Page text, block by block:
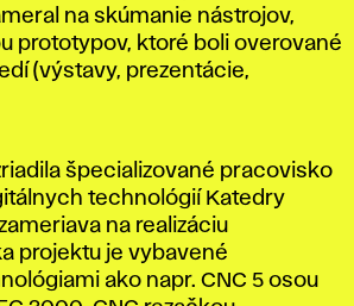
na skúmanie nástrojov,
prototypov, ktoré boli overované
(výstavy, prezentácie,
špecializované pracovisko
technológií Katedry
na realizáciu
projektu je vybavené
ako napr. CNC 5 osou